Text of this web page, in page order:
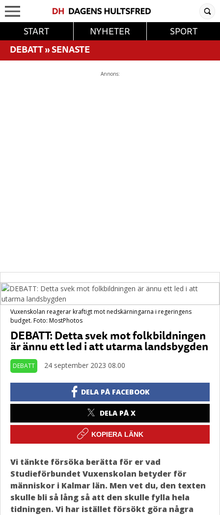
START NYHETER
SPORT
DEBATT»SENASTE
Annons:
Vuxenskolan reagerar kraftigt mot nedskärningarna i regeringens
budget. Foto: MostPhotos
DEBATT: Detta svek mot folkbildningen
är ännu ett led i att utarma landsbygden
DEBATT 24 september 2023 08.00
DELA PÅ FACEBOOK
DELA PÅ X
KOPIERA LÄNK
Vi tänkte försöka berätta för er vad
Studieförbundet Vuxenskolan betyder för
människor i Kalmar län. Men vet du, den texten
skulle bli så lång så att den skulle fylla hela
tidningen. Vi har istället försökt göra några